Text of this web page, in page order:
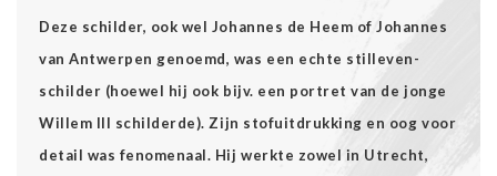
Deze schilder, ook wel Johannes de Heem of Johannes
van Antwerpen genoemd, was een echte stilleven-
schilder (hoewel hij ook bijv. een portret van de jonge
Willem III schilderde). Zijn stofuitdrukking en oog voor
detail was fenomenaal. Hij werkte zowel in Utrecht,